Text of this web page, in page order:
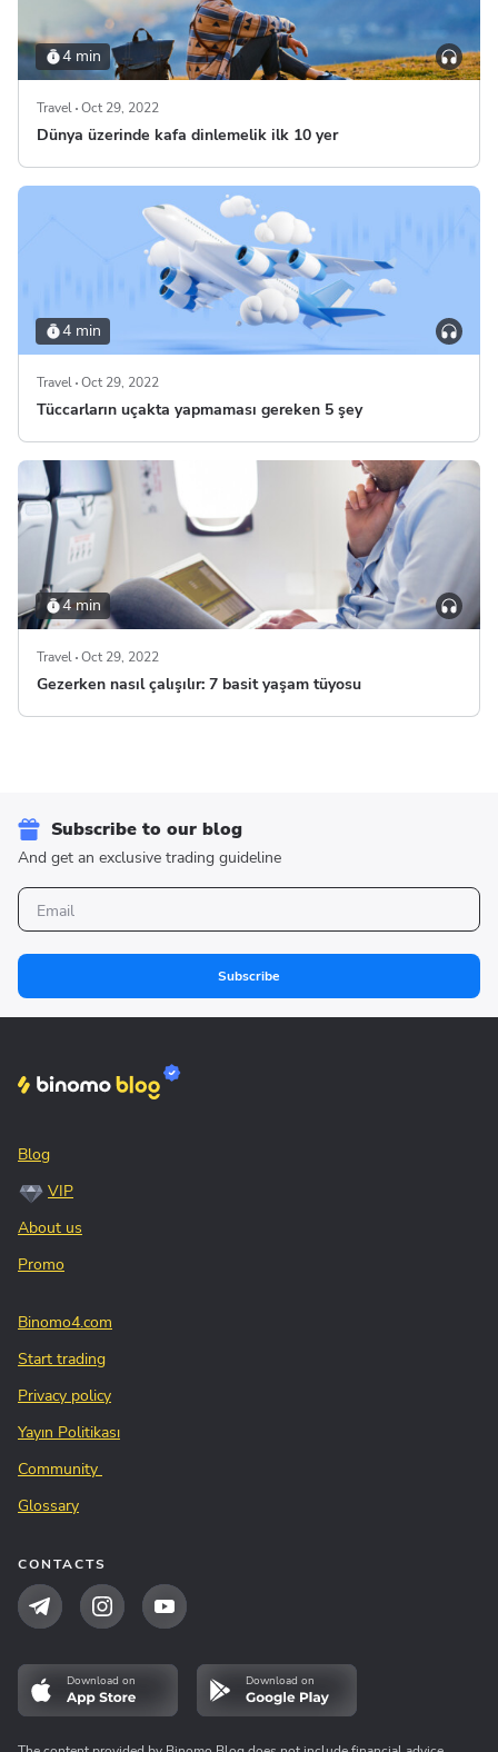
4 min
Travel Oct 29, 2022
Dünya üzerinde kafa dinlemelik ilk 10 yer
4 min
Travel Oct 29, 2022
Tüccarların uçakta yapmaması gereken 5 şey
4 min
Travel Oct 29, 2022
Gezerken nasıl çalışılır: 7 basit yaşam tüyosu
Subscribe to our blog
And get an exclusive trading guideline
Subscribe
Blog
VIP
About us
Promo
Binomo4.com
Start trading
Privacy policy
Yayın Politikası
Community
Glossary
CONTACTS
Download on Download on